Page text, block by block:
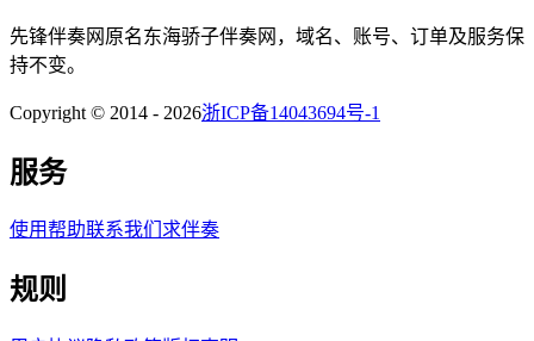
先锋伴奏网 原名东海骄子伴奏网 ，域名、账号、订单及服务保
持不变。
Copyright © 2014 - 2026浙ICP备14043694号-1
服务
使用帮助联系我们 求伴奏
规则